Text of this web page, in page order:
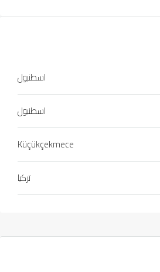
اسطنبول
اسطنبول
Küçükçekmece
تركيا